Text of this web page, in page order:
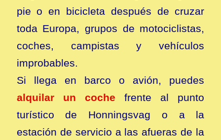
pie o en bicicleta después de cruzar
toda Europa, grupos de motociclistas,
coches, campistas y vehículos
improbables.
Si llega en barco o avión, puedes
alquilar un coche frente al punto
turístico de Honningsvag o a la
estación de servicio a las afueras de la